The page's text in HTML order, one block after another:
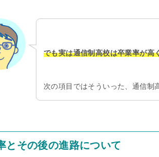
でも実は通信制高校は卒業率が高
次の項目ではそういった、通信制
とその後の進路について